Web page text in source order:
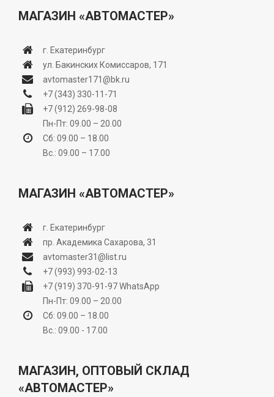
МАГАЗИН «АВТОМАСТЕР»
г. Екатеринбург
ул. Бакинских Комиссаров, 171
avtomaster171@bk.ru
+7 (343) 330-11-71
+7 (912) 269-98-08
Пн-Пт: 09.00 – 20.00
Сб: 09.00 – 18.00
Вс.: 09.00 – 17.00
МАГАЗИН «АВТОМАСТЕР»
г. Екатеринбург
пр. Академика Сахарова, 31
avtomaster31@list.ru
+7 (993) 993-02-13
+7 (919) 370-91-97WhatsApp
Пн-Пт: 09.00 – 20.00
Сб: 09.00 – 18.00
Вс.: 09.00 - 17.00
МАГАЗИН, ОПТОВЫЙ СКЛАД
«АВТОМАСТЕР»